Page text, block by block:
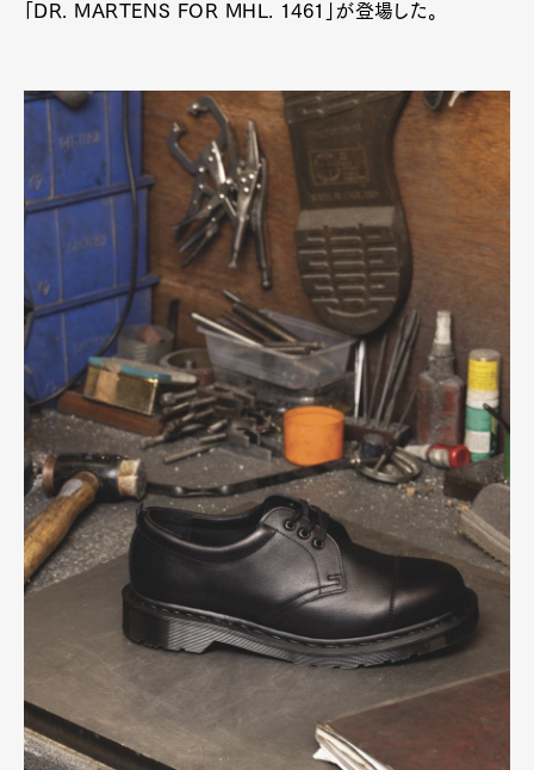
「DR. MARTENS FOR MHL. 1461」が登場した。